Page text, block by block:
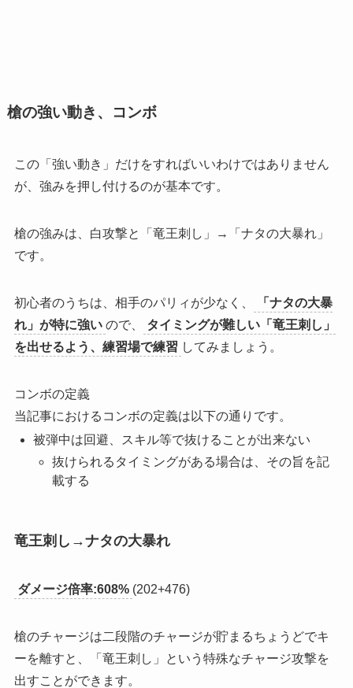
槍の強い動き、コンボ
この「強い動き」だけをすればいいわけではありません
が、強みを押し付けるのが基本です。
槍の強みは、白攻撃と「竜王刺し」→「ナタの大暴れ」
です。
初心者のうちは、相手のパリィが少なく、
「ナタの大暴
れ」が特に強い ので、
タイミングが難しい「竜王刺し」
を出せるよう、練習場で練習 してみましょう。
コンボの定義
当記事におけるコンボの定義は以下の通りです。
被弾中は回避、スキル等で抜けることが出来ない
抜けられるタイミングがある場合は、その旨を記
載する
竜王刺し→ナタの大暴れ
ダメージ倍率:608% (202+476)
槍のチャージは二段階のチャージが貯まるちょうどでキ
ーを離すと、「竜王刺し」という特殊なチャージ攻撃を
出すことができます。